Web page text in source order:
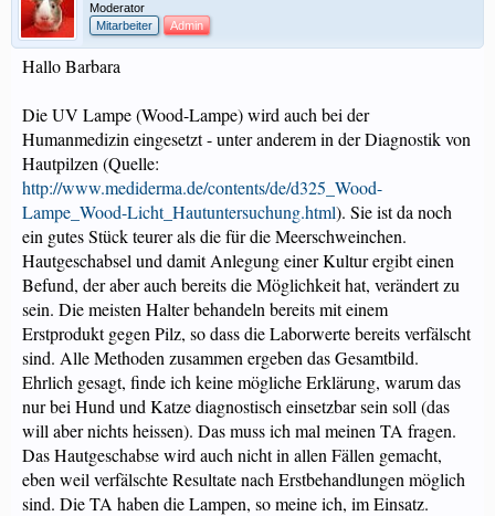
Moderator
Mitarbeiter
Admin
Hallo Barbara
Die UV Lampe (Wood-Lampe) wird auch bei der
Humanmedizin eingesetzt - unter anderem in der Diagnostik von
Hautpilzen (Quelle:
http://www.mediderma.de/contents/de/d325_Wood-
Lampe_Wood-Licht_Hautuntersuchung.html). Sie ist da noch
ein gutes Stück teurer als die für die Meerschweinchen.
Hautgeschabsel und damit Anlegung einer Kultur ergibt einen
Befund, der aber auch bereits die Möglichkeit hat, verändert zu
sein. Die meisten Halter behandeln bereits mit einem
Erstprodukt gegen Pilz, so dass die Laborwerte bereits verfälscht
sind. Alle Methoden zusammen ergeben das Gesamtbild.
Ehrlich gesagt, finde ich keine mögliche Erklärung, warum das
nur bei Hund und Katze diagnostisch einsetzbar sein soll (das
will aber nichts heissen). Das muss ich mal meinen TA fragen.
Das Hautgeschabse wird auch nicht in allen Fällen gemacht,
eben weil verfälschte Resultate nach Erstbehandlungen möglich
sind. Die TA haben die Lampen, so meine ich, im Einsatz.